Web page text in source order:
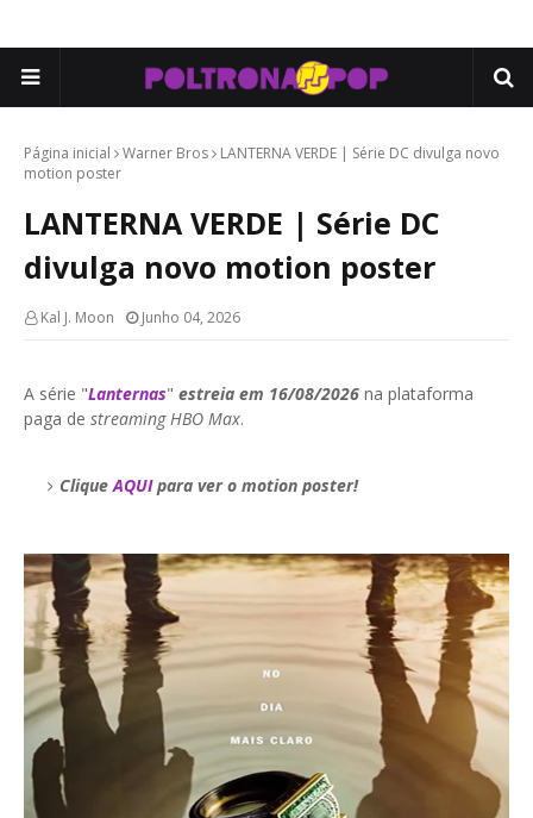
Página inicial Warner Bros
LANTERNA VERDE | Série DC divulga novo
motion poster
LANTERNA VERDE | Série DC
divulga novo motion poster
Kal J. Moon Junho 04, 2026
A série "Lanternas" estreia em 16/08/2026 na plataforma
paga de streaming HBO Max.
CliqueAQUIpara ver o motion poster!